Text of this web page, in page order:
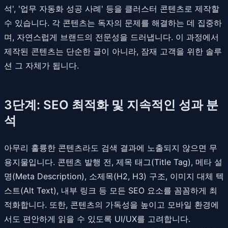
석', '업무 자동화 성공 사례' 등을 클러스터 콘텐츠로 제작할
수 있습니다. 각 콘텐츠는 독자의 문제를 해결하는 데 집중하
며, 자연스럽게 브랜드의 전문성을 드러냅니다. 이 과정에서
제작된 콘텐츠는 단순한 글이 아니라, 잠재 고객을 위한 솔루
션 그 자체가 됩니다.
3단계: SEO 최적화 및 지속적인 성과 분
석
아무리 훌륭한 콘텐츠라도 검색 결과에 노출되지 않으면 무
용지물입니다. 콘텐츠 발행 전, 제목 태그(Title Tag), 메타 설
명(Meta Description), 소제목(H2, H3) 구조, 이미지 대체 텍
스트(Alt Text), 내부 링크 등 모든 SEO 요소를 꼼꼼하게 최
적화합니다. 또한, 콘텐츠의 가독성을 높이고 모바일 환경에
서도 편안하게 읽을 수 있도록 UI/UX를 고려합니다.